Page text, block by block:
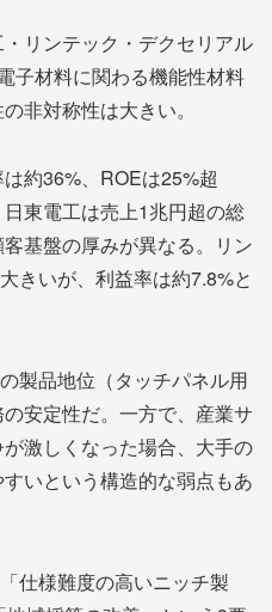
リンテック・デクセリアル
子材料に関わる機能性材料
非対称性は大きい。
約36%、ROEは25%超
東電工は売上1兆円超の総
基盤の厚みが異なる。リン
きいが、利益率は約7.8%と
製品地位（タッチパネル用
安定性だ。一方で、産業サ
激しくなった場合、大手の
いという構造的な弱点もあ
仕様難度の高いニッチ製